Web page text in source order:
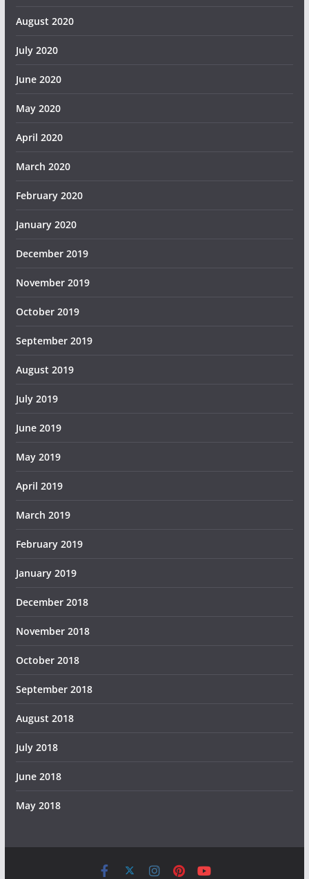
August 2020
July 2020
June 2020
May 2020
April 2020
March 2020
February 2020
January 2020
December 2019
November 2019
October 2019
September 2019
August 2019
July 2019
June 2019
May 2019
April 2019
March 2019
February 2019
January 2019
December 2018
November 2018
October 2018
September 2018
August 2018
July 2018
June 2018
May 2018